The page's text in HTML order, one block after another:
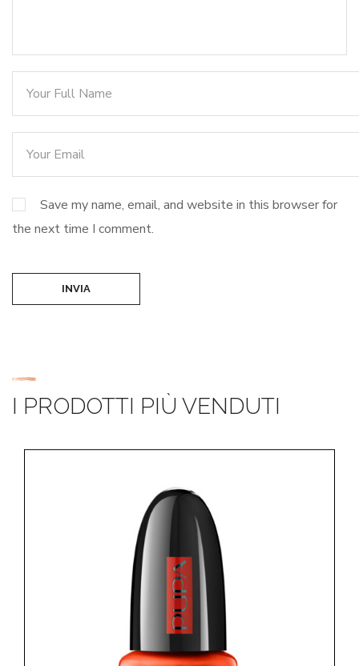
Save my name, email, and website in this browser for
the next time I comment.
INVIA
I PRODOTTI PIÙ VENDUTI